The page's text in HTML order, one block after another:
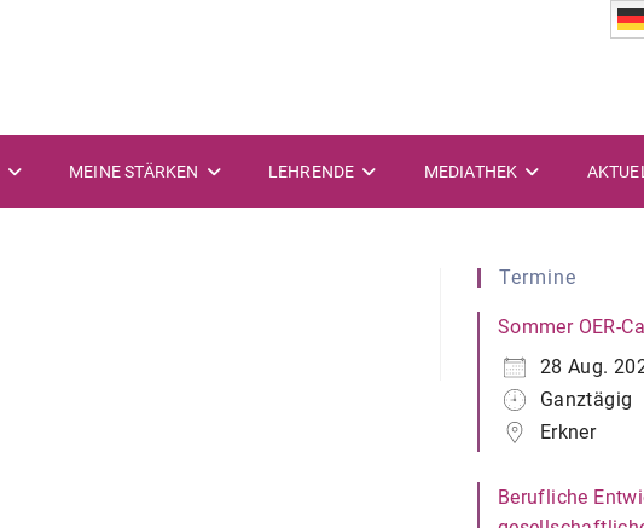
MEINE STÄRKEN LEHRENDE MEDIATHEK
Termine
Sommer OER-
28 Aug.
Ganztägig
Erkner
Berufliche